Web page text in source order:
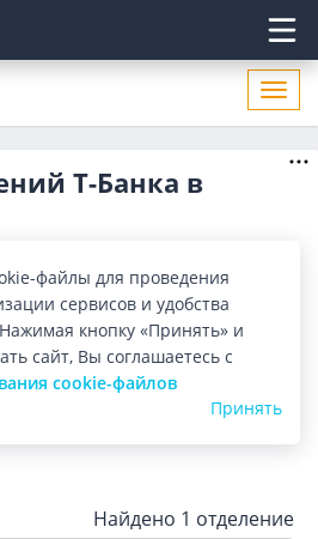
Т-Банка в
Т-Банка в России по адресу,
телефоны, контактные данные.
Банкоматы
Список
Найдено 1 отделение
файлы для проведения
сервисов и удобства
кнопку «Принять» и
сайт, Вы соглашаетесь с
cookie-файлов
Принять